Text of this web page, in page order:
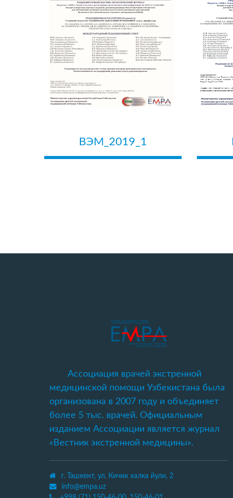
ВЭМ_2019_1
Ассоциация врачей экстренной
медицинской помощи Узбекистана была
организована в 2007 году и объединяет
более 5 тыс. врачей. Официальным
изданием Ассоциации является журнал
«Вестник экстренной медицины».
г. Ташкент, ул. Кичик халка йули, 2
info@empa.uz